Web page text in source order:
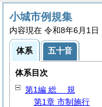
小城市例規集
内容現在 令和8年6月1日
体系 五十音
体系目次
第1編 総 規
第1章 市制施行